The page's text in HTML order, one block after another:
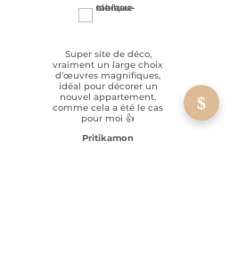
Super site de déco,
vraiment un large choix
d’œuvres magnifiques,
idéal pour décorer un
nouvel appartement,
comme cela a été le cas
pour moi 👍
Pritikamon